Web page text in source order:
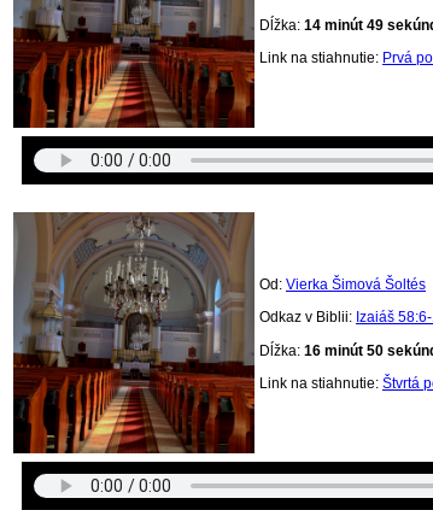
Dĺžka: 14 minút 49
Link na stiahnutie: Prvá
Od: Vierka Šimová Šoltés
Odkaz v Biblii: Izaiáš
Dĺžka: 16 minút 50
Link na stiahnutie: Štvrtá